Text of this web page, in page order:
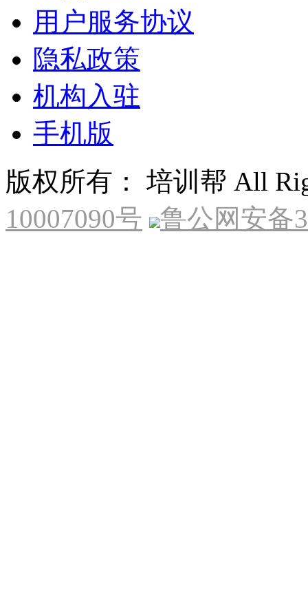
用户服务协议
隐私政策
机构入驻
手机版
版权所有： 培训帮 All
10007090号
鲁公网安备